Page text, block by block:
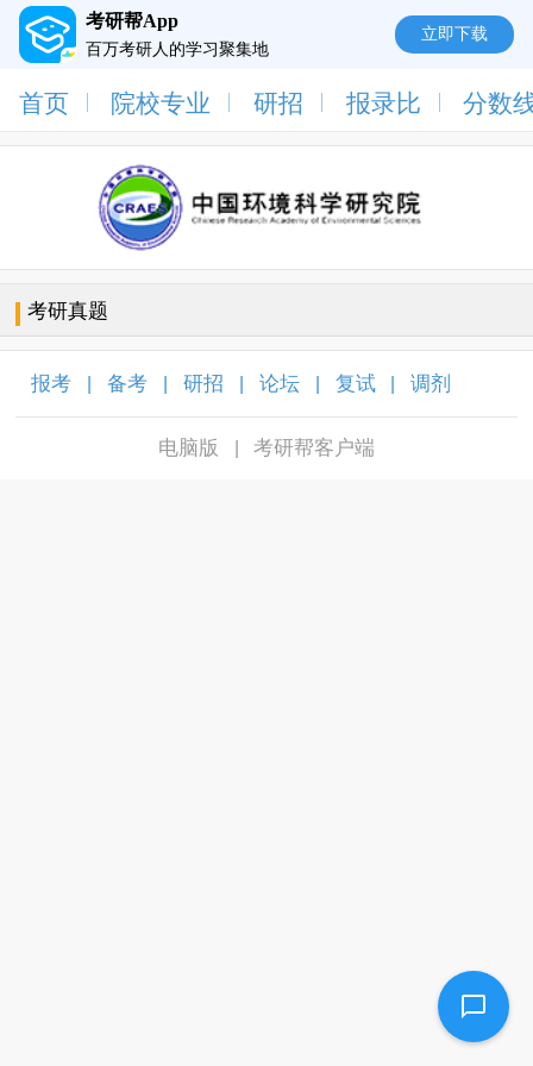
考研帮App
百万考研人的学习聚集地
立即下载
首页 院校专业 研招 报录比 分数
考研真题
报考 备考 研招 论坛 复试 调剂
电脑版 考研帮客户端